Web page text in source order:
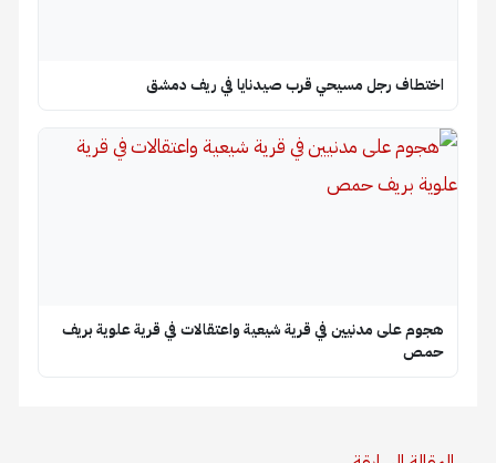
اختطاف رجل مسيحي قرب صيدنايا في ريف دمشق
هجوم على مدنيين في قرية شيعية واعتقالات في قرية علوية بريف
حمص